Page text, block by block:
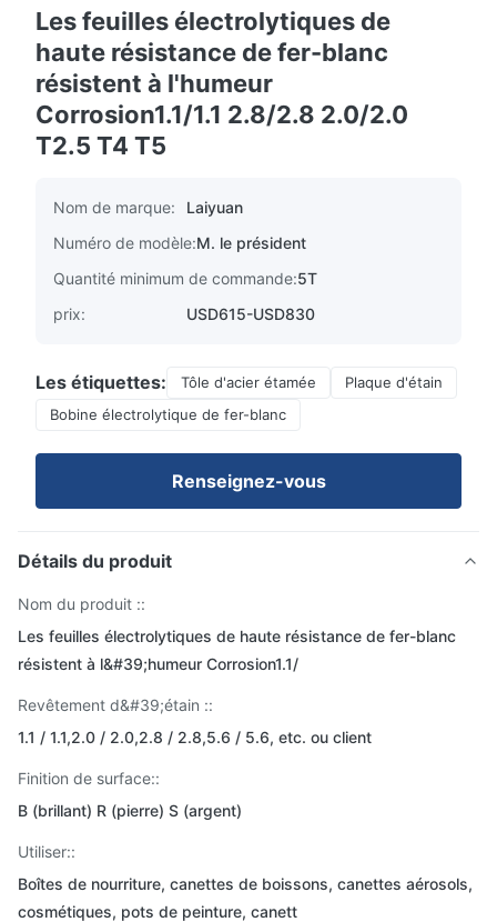
Les feuilles électrolytiques de
haute résistance de fer-blanc
résistent à l'humeur
Corrosion1.1/1.1 2.8/2.8 2.0/2.0
T2.5 T4 T5
Nom de marque:
Laiyuan
Numéro de modèle:M. le président
Quantité minimum de commande:5T
prix:
USD615-USD830
Les étiquettes: Tôle d'acier étamée
Plaque d'étain
Bobine électrolytique de fer-blanc
Renseignez-vous
Détails du produit
Nom du produit ::
Les feuilles électrolytiques de haute résistance de fer-blanc
résistent à l&#39;humeur Corrosion1.1/
Revêtement d&#39;étain ::
1.1 / 1.1,2.0 / 2.0,2.8 / 2.8,5.6 / 5.6, etc. ou client
Finition de surface::
B (brillant) R (pierre) S (argent)
Utiliser::
Boîtes de nourriture, canettes de boissons, canettes aérosols,
cosmétiques, pots de peinture, canett